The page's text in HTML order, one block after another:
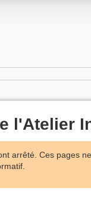
l'Atelier
arrêté. Ces pages